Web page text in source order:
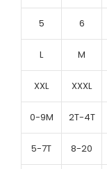
5 6
L M
XXL XXXL
0-9M 2T-4T
5-7T 8-20